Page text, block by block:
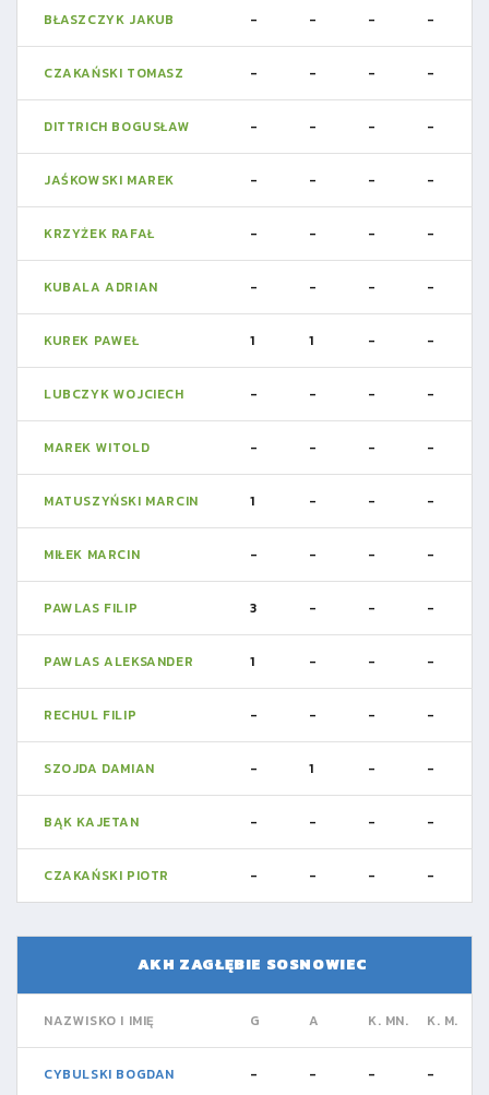
BŁASZCZYK JAKUB - - - -
CZAKAŃSKI TOMASZ - - - -
DITTRICH BOGUSŁAW - - - -
JAŚKOWSKI MAREK - - - -
KRZYŻEK RAFAŁ - - - -
KUBALA ADRIAN - - - -
KUREK PAWEŁ 1 1 - -
LUBCZYK WOJCIECH - - - -
MAREK WITOLD - - - -
MATUSZYŃSKI MARCIN 1 - - -
MIŁEK MARCIN - - - -
PAWLAS FILIP 3 - - -
PAWLAS ALEKSANDER 1 - - -
RECHUL FILIP - - - -
SZOJDA DAMIAN - 1 - -
BĄK KAJETAN - - - -
CZAKAŃSKI PIOTR - - - -
AKH ZAGŁĘBIE SOSNOWIEC
NAZWISKO I IMIĘ G A K. MN. K. M.
CYBULSKI BOGDAN - - - -